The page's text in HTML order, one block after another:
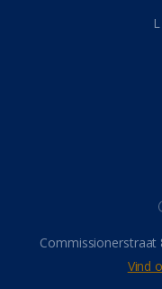
Gebed
Commissionerstraat
Vind